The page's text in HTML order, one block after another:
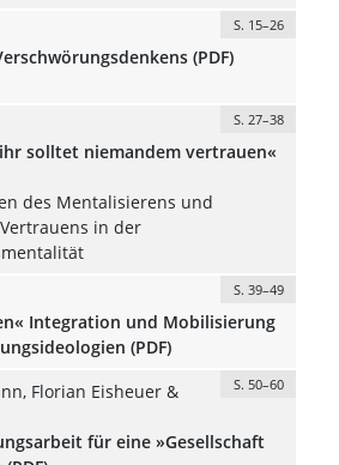
S. 15–26
(PDF)
S. 27–38
solltet niemandem vertrauen«
des Mentalisierens und
in der
S. 39–49
Integration und Mobilisierung
(PDF)
Florian Eisheuer &
S. 50–60
für eine »Gesellschaft